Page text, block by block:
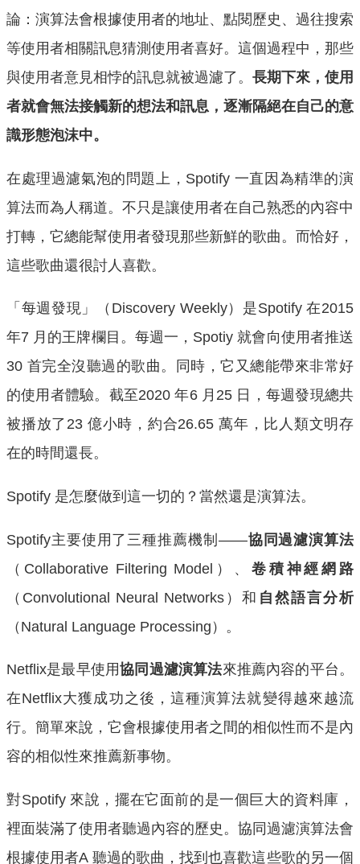
論：演算法會根據使用者的地址、點閱歷史、過往搜索
等使用者相關訊息猜測使用者喜好。這個過程中，那些
與使用者意見相悖的訊息就被過濾了。 長期下來，使用
者就會無法接觸新的想法和訊息，逐漸隔絕在自己的意
識形態泡沫中。
在處理過濾氣泡的問題上，Spotify 一直因為精準的演
算法而為人稱道。不只是讓使用者在自己熟悉的內容中
打轉，它總能幫使用者發現那些新鮮的歌曲。而恰好，
這些歌曲還很討人喜歡。
「每週發現」（Discovery Weekly）是Spotify 在2015
年7 月的王牌欄目。每週一，Spotiy 就會向使用者推送
30 首完全沒聽過的歌曲。同時，它又總能帶來非常好
的使用者體驗。截至2020 年6 月25 日，每週發現總共
被播放了23 億小時，約合26.65 萬年，比人類文明存
在的時間還長。
Spotify 是怎麼做到這一切的？當然還是演算法。
Spotify主要使用了三種推薦機制——協同過濾演算法
（Collaborative Filtering Model）、 卷積神經網路
（Convolutional Neural Networks）和 自然語言分析
（Natural Language Processing）。
Netflix是最早使用協同過濾演算法來推薦內容的平台。
在Netflix大獲成功之後，這種演算法就變得越來越流
行。簡單來說，它會根據使用者之間的相似性而不是內
容的相似性來推薦新事物。
對Spotify 來說，擺在它面前的是一個巨大的資料庫，
裡面裝滿了使用者聽過內容的歷史。協同過濾演算法會
根據使用者A 聽過的歌曲，找到也喜歡這些歌的另一個